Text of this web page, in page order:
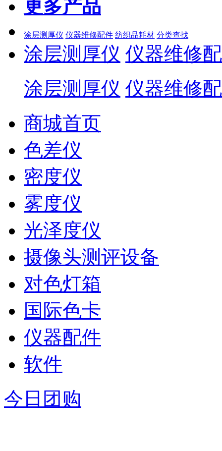
更多产品
涂层测厚仪 仪器维修配件 纺织品耗材 分类查找
涂层测厚仪 仪器维修
涂层测厚仪 仪器维修
商城首页
色差仪
密度仪
雾度仪
光泽度仪
摄像头测评设备
对色灯箱
国际色卡
仪器配件
软件
今日团购